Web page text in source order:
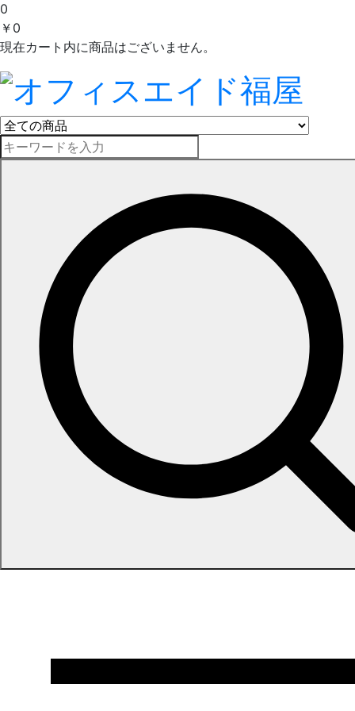
0
￥0
現在カート内に商品はございません。